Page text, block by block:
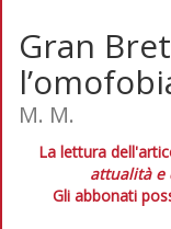
Gran
M. M.
La lettura
attualità e
Gli abbonati